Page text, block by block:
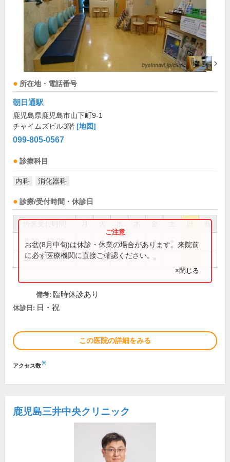
所在地・電話番号
朝日通駅
鹿児島県鹿児島市山下町9-1
チャイムズビル3階 [地図]
099-805-0567
診療科目
内科 消化器科
診療/受付時間・休診日
祝
8:30～13:00 ● ● ● ● ●
15:00～18:00 ● ● ●
お盆(8月中旬)は休診・休業の場合があります。来院前
に必ず医療機関に直接ご確認ください。
×閉じる
備考: 臨時休診あり
休診日: 日・祝
この医院の詳細をみる
アクセス数※
鹿児島三井中央クリニック